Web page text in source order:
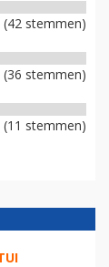
(42 stemmen)
(36 stemmen)
(11 stemmen)